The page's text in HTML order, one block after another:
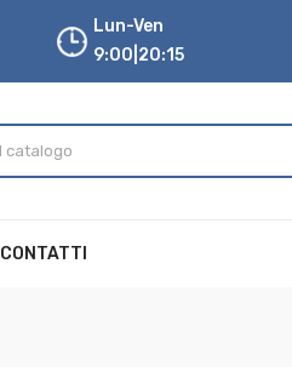
Lun-Ven
9:00|20:15
CONTATTI